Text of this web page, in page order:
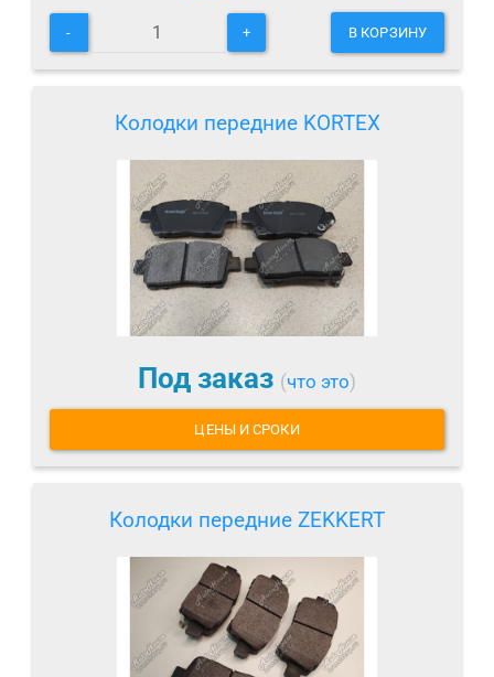
- + В КОРЗИНУ
Колодки передние KORTEX
Под заказ (что это)
ЦЕНЫ И СРОКИ
Колодки передние ZEKKERT